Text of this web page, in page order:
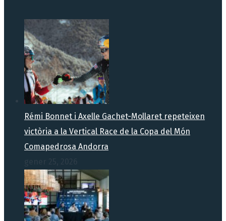
Rémi Bonnet i Axelle Gachet-Mollaret repeteixen
victòria a la Vertical Race de la Copa del Món
Comapedrosa Andorra